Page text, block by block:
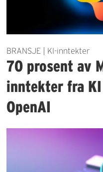
BRANSJE | KI-inntekter
70 prosent av
inntekter fra
OpenAI